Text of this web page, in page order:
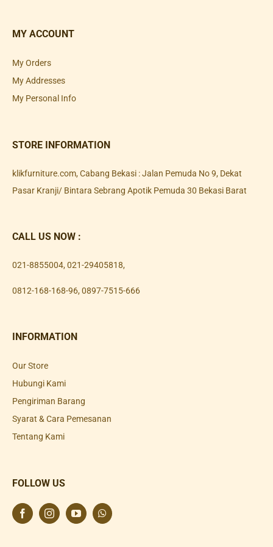
MY ACCOUNT
My Orders
My Addresses
My Personal Info
STORE INFORMATION
klikfurniture.com, Cabang Bekasi : Jalan Pemuda No 9, Dekat
Pasar Kranji/ Bintara Sebrang Apotik Pemuda 30 Bekasi Barat
CALL US NOW :
021-8855004, 021-29405818,
0812-168-168-96, 0897-7515-666
INFORMATION
Our Store
Hubungi Kami
Pengiriman Barang
Syarat & Cara Pemesanan
Tentang Kami
FOLLOW US